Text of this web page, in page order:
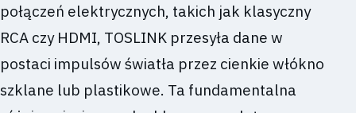
połączeń elektrycznych, takich jak klasyczny
RCA czy HDMI, TOSLINK przesyła dane w
postaci impulsów światła przez cienkie włókno
szklane lub plastikowe. Ta fundamentalna